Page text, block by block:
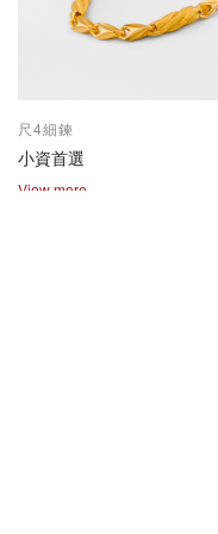
尺4細鍊
小資首選
View more